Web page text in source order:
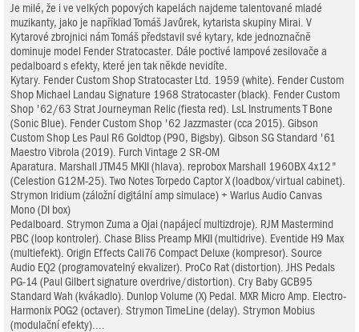
Je milé, že i ve velkých popových kapelách najdeme talentované mladé
muzikanty, jako je například Tomáš Javůrek, kytarista skupiny Mirai. V
Kytarové zbrojnici nám Tomáš představil své kytary, kde jednoznačně
dominuje model Fender Stratocaster. Dále poctivé lampové zesilovače a
pedalboard s efekty, které jen tak někde nevidíte.
Kytary. Fender Custom Shop Stratocaster Ltd. 1959 (white). Fender Custom
Shop Michael Landau Signature 1968 Stratocaster (black). Fender Custom
Shop '62/63 Strat Journeyman Relic (fiesta red). LsL Instruments T Bone
(Sonic Blue). Fender Custom Shop '62 Jazzmaster (cca 2015). Gibson
Custom Shop Les Paul R6 Goldtop (P90, Bigsby). Gibson SG Standard '61
Maestro Vibrola (2019). Furch Vintage 2 SR-OM
Aparatura. Marshall JTM45 MKII (hlava). reprobox Marshall 1960BX 4x12"
(Celestion G12M-25). Two Notes Torpedo Captor X (loadbox/virtual cabinet).
Strymon Iridium (záložní digitální amp simulace) + Warlus Audio Canvas
Mono (DI box)
Pedalboard. Strymon Zuma a Ojai (napájecí multizdroje). RJM Mastermind
PBC (loop kontroler). Chase Bliss Preamp MKII (multidrive). Eventide H9 Max
(multiefekt). Origin Effects Cali76 Compact Deluxe (kompresor). Source
Audio EQ2 (programovatelný ekvalizer). ProCo Rat (distortion). JHS Pedals
PG-14 (Paul Gilbert signature overdrive/distortion). Cry Baby GCB95
Standard Wah (kvákadlo). Dunlop Volume (X) Pedal. MXR Micro Amp. Electro-
Harmonix POG2 (octaver). Strymon TimeLine (delay). Strymon Mobius
(modulační efekty)....